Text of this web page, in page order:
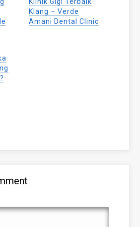
window)Klang – Verde
Amani Dental Clinic